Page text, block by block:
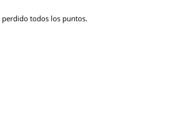
todos los puntos.